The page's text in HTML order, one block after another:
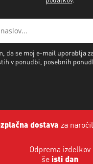
da se moj e-mail uporablja
v ponudbi, posebnih
dostava za
Odprema izdelkov
še isti dan